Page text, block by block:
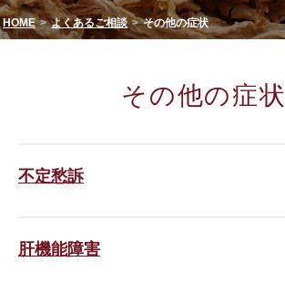
HOME よくあるご相談 その他の症状
その他の症状
不定愁訴
肝機能障害